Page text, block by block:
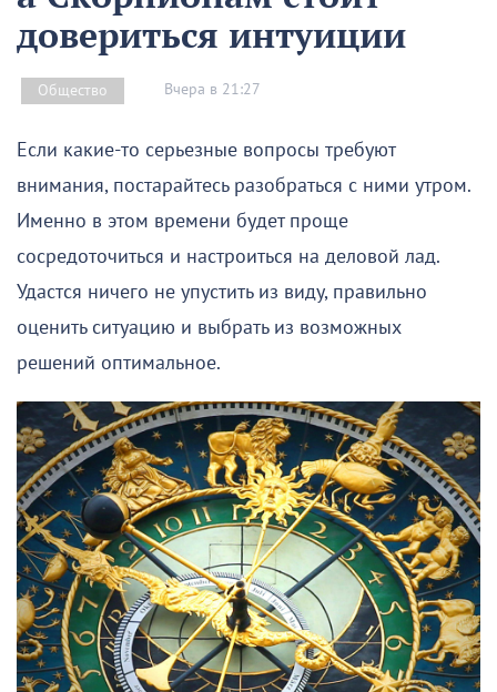
довериться интуиции
Общество Вчера в 21:27
Если какие-то серьезные вопросы требуют
внимания, постарайтесь разобраться с ними утром.
Именно в этом времени будет проще
сосредоточиться и настроиться на деловой лад.
Удастся ничего не упустить из виду, правильно
оценить ситуацию и выбрать из возможных
решений оптимальное.